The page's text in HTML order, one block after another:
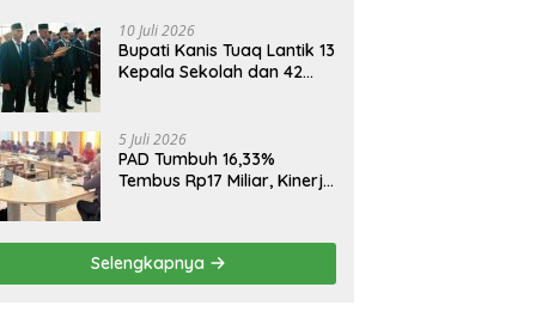
10 Juli 2026
Bupati Kanis Tuaq Lantik 13
Kepala Sekolah dan 42
5 Juli 2026
PAD Tumbuh 16,33%
Tembus Rp17 Miliar, Kinerja
Selengkapnya